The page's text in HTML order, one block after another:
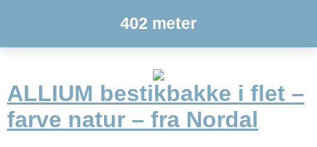
402 meter
ALLIUM bestikbakke i flet –
farve natur – fra Nordal